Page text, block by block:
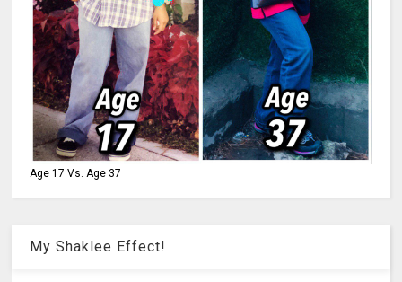
Age 17 Vs. Age 37
My Shaklee Effect!